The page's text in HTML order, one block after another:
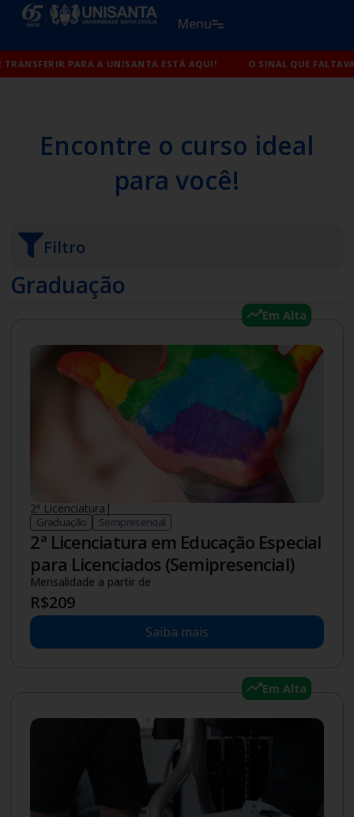
o
conteúdo
Menu
VOCÊ SE TRANSFERIR PARA A UNISANTA ESTÁ AQUI!O SINAL QUE
Encontre o curso ideal
para você!
Filtro
Graduação
Em Alta
2ª Licenciatura |
Graduação Semipresencial
2ª Licenciatura em Educação Especial
para Licenciados (Semipresencial)
Mensalidade a partir de
R$209
Saiba mais
Em Alta